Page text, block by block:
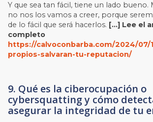
Y que sea tan fácil, tiene un lado bueno.
no nos los vamos a creer, porque
de lo fácil que será hacerlos. […] Lee el
completo
https://calvoconbarba.com/2024/07/
propios-salvaran-tu-reputacion/
9. Qué es la ciberocupación o
cybersquatting y cómo
asegurar la integridad de tu